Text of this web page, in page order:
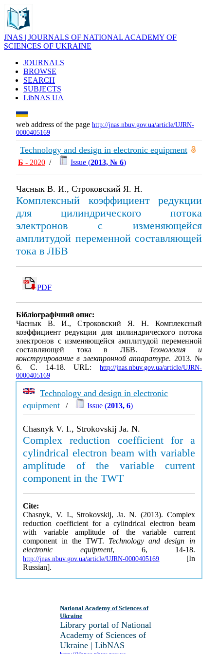
JNAS | JOURNALS OF NATIONAL ACADEMY OF
SCIENCES OF UKRAINE
JOURNALS
BROWSE
SEARCH
SUBJECTS
LibNAS UA
web address of the page http://jnas.nbuv.gov.ua/article/UJRN-
0000405169
Technology and design in electronic equipment
Б - 2020 / Issue (2013, № 6)
Часнык В. И., Строковский Я. Н.
Комплексный коэффициент редукции
для цилиндрического потока
электронов с изменяющейся
амплитудой переменной составляющей
тока в ЛБВ
PDF
Бібліографічний опис:
Часнык В. И., Строковский Я. Н. Комплексный
коэффициент редукции для цилиндрического потока
электронов с изменяющейся амплитудой переменной
составляющей тока в ЛБВ. Технология и
конструирование в электронной аппаратуре. 2013. №
6. С. 14-18. URL: http://jnas.nbuv.gov.ua/article/UJRN-
0000405169
Technology and design in electronic
equipment / Issue (2013, 6)
Chasnyk V. I., Strokovskij Ja. N.
Complex reduction coefficient for a
cylindrical electron beam with variable
amplitude of the variable current
component in the TWT
Cite:
Chasnyk, V. I., Strokovskij, Ja. N. (2013). Complex
reduction coefficient for a cylindrical electron beam
with variable amplitude of the variable current
component in the TWT. Technology and design in
electronic equipment, 6, 14-18.
http://jnas.nbuv.gov.ua/article/UJRN-0000405169 [In
Russian].
National Academy of Sciences of
Ukraine
Library portal of National
Academy of Sciences of
Ukraine | LibNAS